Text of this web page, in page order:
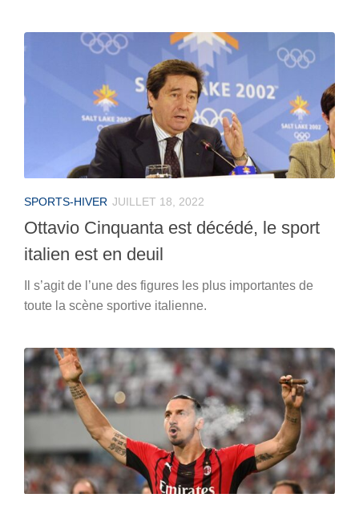
SPORTS-HIVER JUILLET 18, 2022
Ottavio Cinquanta est décédé, le sport
italien est en deuil
Il s’agit de l’une des figures les plus importantes de
toute la scène sportive italienne.